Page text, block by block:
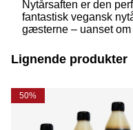
Nytårsaften er den
fantastisk vegansk
gæsterne – uanset
ingredienser og lidt
elegant og smagfuld
Lignende produkter
50%